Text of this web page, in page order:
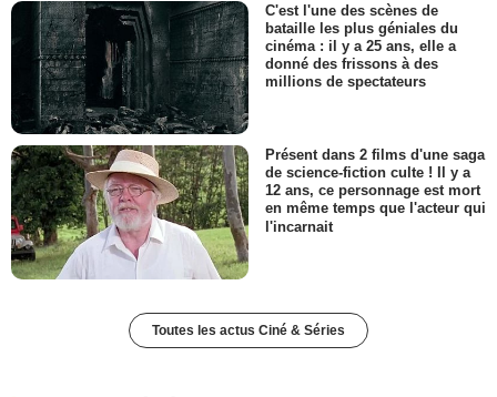
C'est l'une des scènes de
bataille les plus géniales du
cinéma : il y a 25 ans, elle a
donné des frissons à des
millions de spectateurs
Présent dans 2 films d'une saga
de science-fiction culte ! Il y a
12 ans, ce personnage est mort
en même temps que l'acteur qui
l'incarnait
Toutes les actus Ciné & Séries